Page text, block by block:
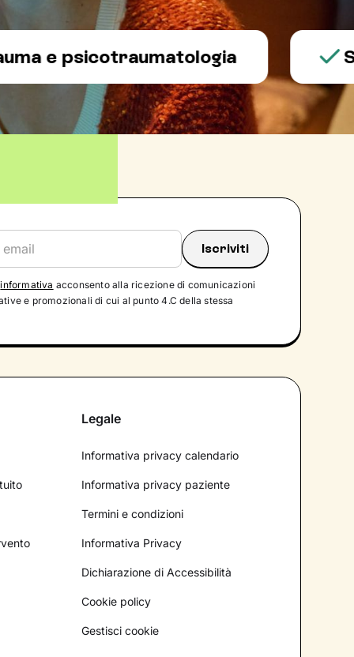
psicotraumatologia
informativa acconsento alla ricezione di comunicazioni
e promozionali di cui al punto 4.C della stessa
Legale
Informativa privacy calendario
Informativa privacy paziente
Termini e condizioni
Informativa Privacy
Dichiarazione di Accessibilità
Cookie policy
Gestisci cookie